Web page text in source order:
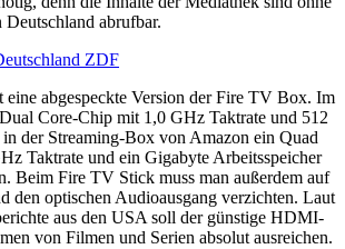
abrufbar.
abgespeckte Version der Fire TV Box. Im
Core-Chip mit 1,0 GHz Taktrate und 512
der Streaming-Box von Amazon ein Quad
Taktrate und ein Gigabyte Arbeitsspeicher
Beim Fire TV Stick muss man außerdem auf
den optischen Audioausgang verzichten. Laut
aus den USA soll der günstige HDMI-
von Filmen und Serien absolut ausreichen.